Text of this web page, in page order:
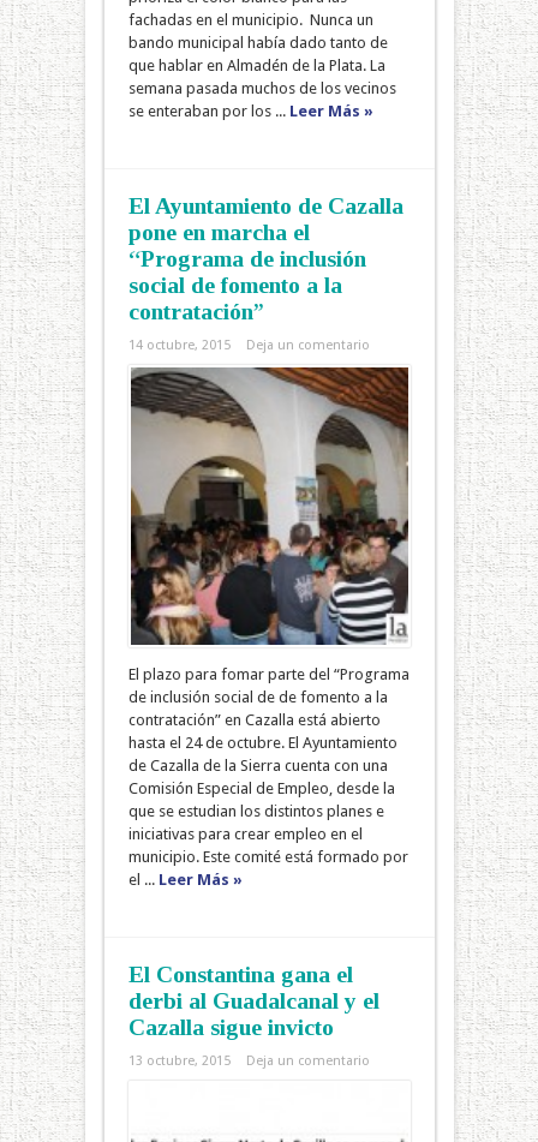
fachadas en el municipio. Nunca un
bando municipal había dado tanto de
que hablar en Almadén de la Plata. La
semana pasada muchos de los vecinos
se enteraban por los ... Leer Más »
El Ayuntamiento de Cazalla
pone en marcha el
“Programa de inclusión
social de fomento a la
contratación”
14 octubre, 2015 Deja un comentario
El plazo para fomar parte del “Programa
de inclusión social de de fomento a la
contratación” en Cazalla está abierto
hasta el 24 de octubre. El Ayuntamiento
de Cazalla de la Sierra cuenta con una
Comisión Especial de Empleo, desde la
que se estudian los distintos planes e
iniciativas para crear empleo en el
municipio. Este comité está formado por
el ... Leer Más »
El Constantina gana el
derbi al Guadalcanal y el
Cazalla sigue invicto
13 octubre, 2015 Deja un comentario